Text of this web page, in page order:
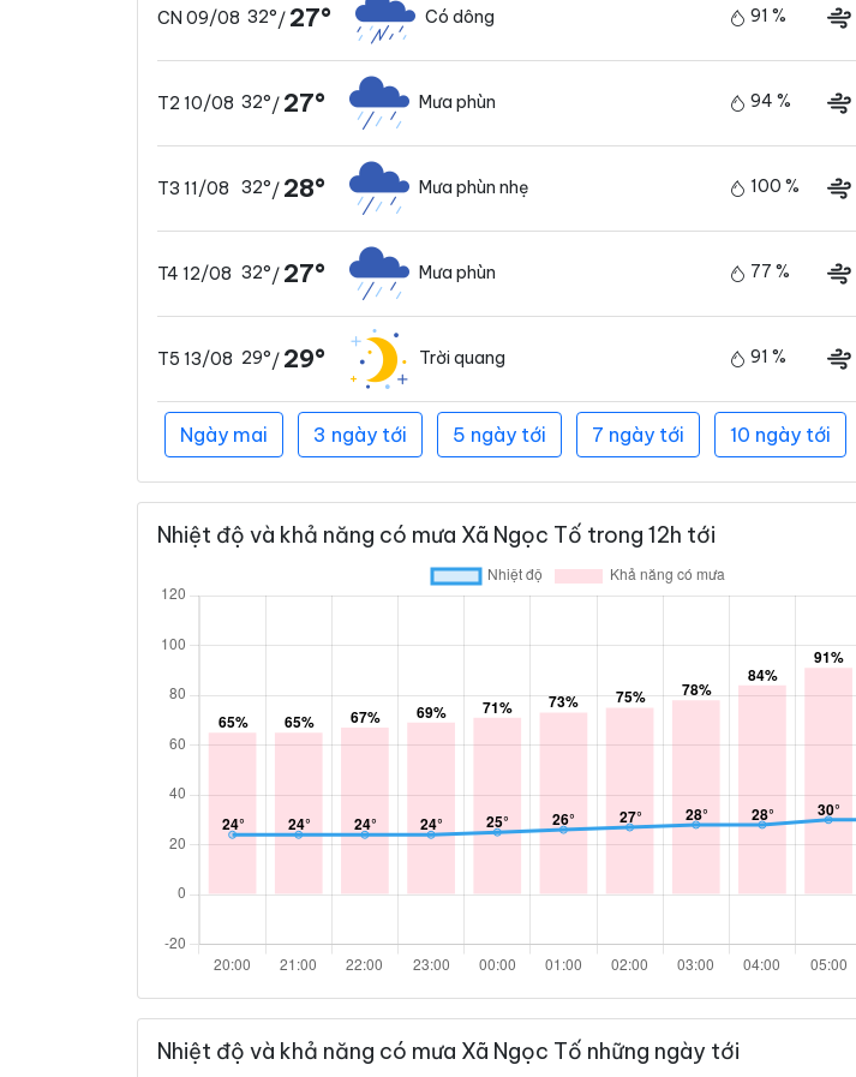
CN 09/08 32°/ 27° Có dông 91 %
T2 10/08 32°/ 27° Mưa phùn 94 %
T3 11/08 32°/ 28° Mưa phùn nhẹ 100 %
T4 12/08 32°/ 27° Mưa phùn 77 %
T5 13/08 29°/ 29° Trời quang 91 %
Ngày mai 3 ngày tới 5 ngày tới 7 ngày tới 10 ngày tới
Nhiệt độ và khả năng có mưa Xã Ngọc Tố trong 12h tới
Nhiệt độ và khả năng có mưa Xã Ngọc Tố những ngày tới